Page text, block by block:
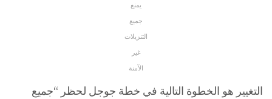
يمنع
جميع
التنزيلات
غير
الآمنة
التغيير هو الخطوة التالية في خطة جوجل لحظر “جميع